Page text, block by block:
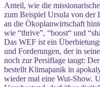
Anteil, wie die
zum Beispiel Ursula von der
an die Ökoplanwirtschaft
wie “thrive”, “boost“ und
Das WEF ist ein
und Forderungen, der in
noch zur Persiflage taugt:
bestellt Klimapanik in
wieder mal eine Wut-Show.